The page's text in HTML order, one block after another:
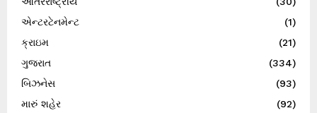
એન્ટરટેનમેન્ટ
(1)
ક્રાઇમ
(21)
ગુજરાત
(334)
બિઝનેસ
(93)
મારું શહેર
(92)